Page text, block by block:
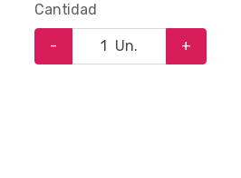
Cantidad
- Un. +